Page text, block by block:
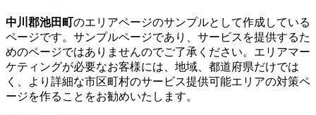
中川郡池田町のエリアページのサンプルとして作成している
ページです。サンプルページであり、サービスを提供するた
めのページではありませんのでご了承ください。エリアマー
ケティングが必要なお客様には、地域、都道府県だけでは
く、より詳細な市区町村のサービス提供可能エリアの対策ペ
ージを作ることをお勧めいたします。